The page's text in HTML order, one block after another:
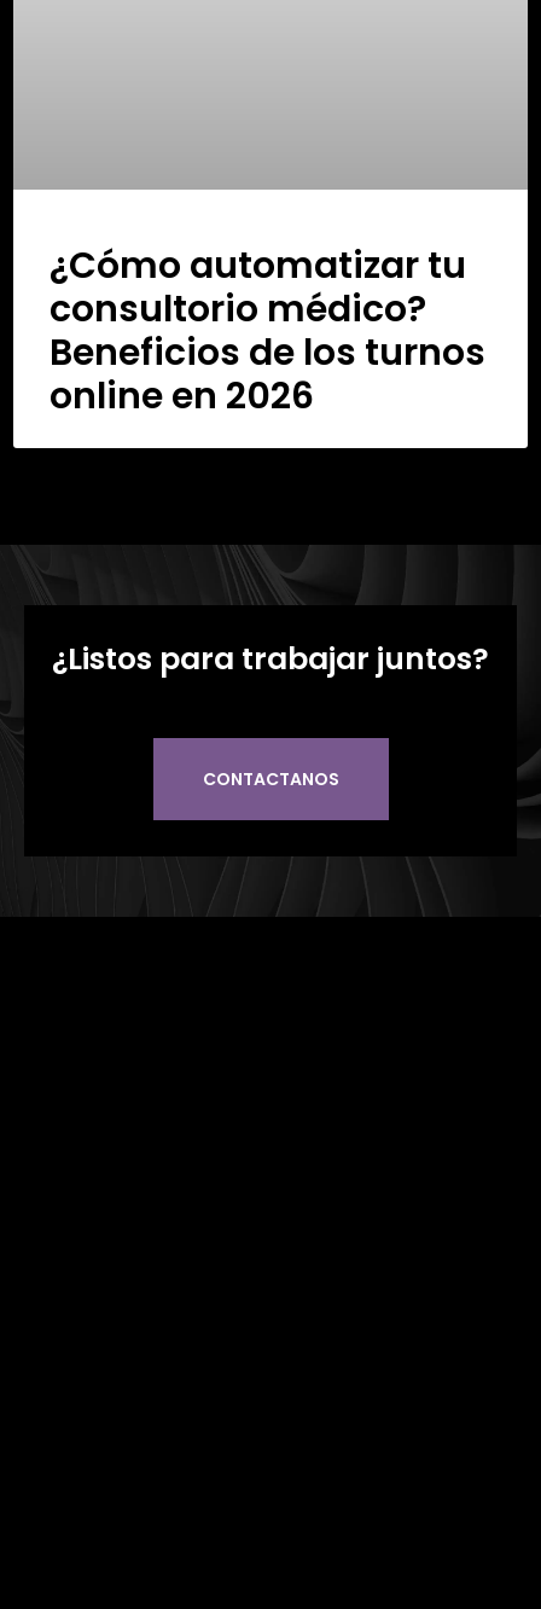
¿Cómo automatizar tu
consultorio médico?
Beneficios de los turnos
online en 2026
¿Listos para trabajar juntos?
CONTACTANOS